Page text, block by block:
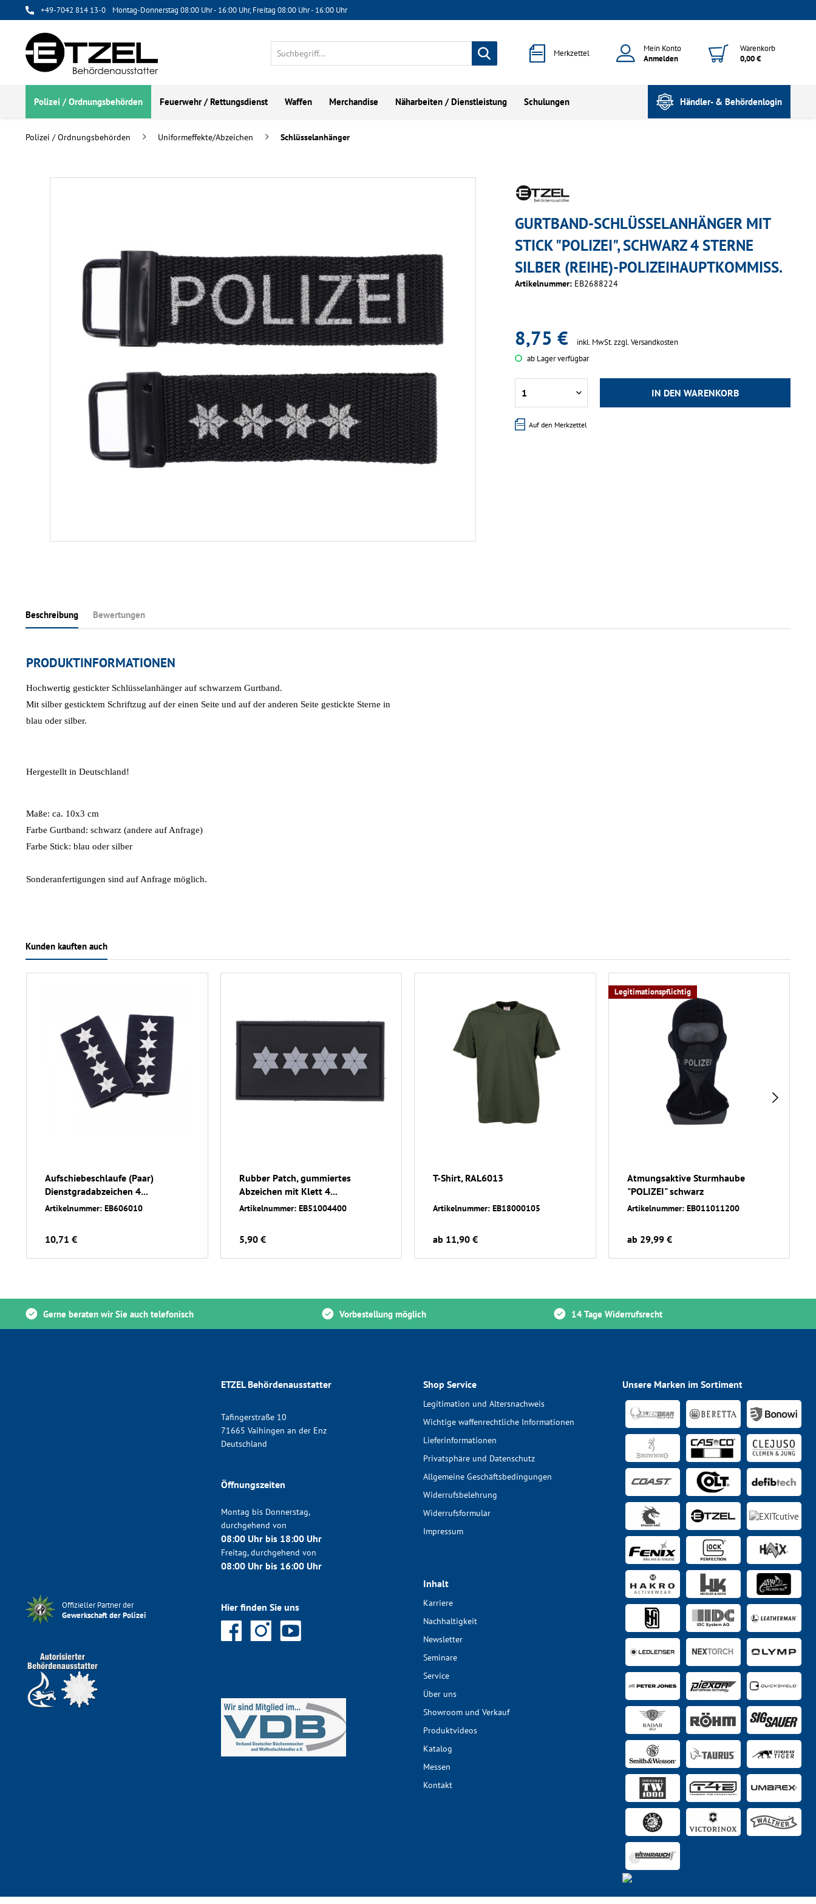
+49-7042 814 13-0 Montag-Donnerstag 08:00 Uhr - 16:00 Uhr, Freitag 08:00 Uhr - 16:00 Uhr
Merkzettel
Mein Konto
Anmelden
Warenkorb
0,00 €
Polizei / Ordnungsbehörden Feuerwehr / Rettungsdienst Waffen Merchandise Näharbeiten / Dienstleistung Schulungen Händler- & Behördenlogin
Polizei / Ordnungsbehörden Uniformeffekte/Abzeichen Schlüsselanhänger
GURTBAND-SCHLÜSSELANHÄNGER MIT
STICK "POLIZEI", SCHWARZ 4 STERNE
SILBER (REIHE)-POLIZEIHAUPTKOMMISS.
Artikelnummer: EB2688224
8,75 € inkl. MwSt.zzgl. Versandkosten
ab Lager verfügbar
IN DEN WARENKORB
Auf den Merkzettel
Beschreibung Bewertungen
PRODUKTINFORMATIONEN
Hochwertig gestickter Schlüsselanhänger auf schwarzem Gurtband.
Mit silber gesticktem Schriftzug auf der einen Seite und auf der anderen Seite gestickte Sterne in
blau oder silber.
Hergestellt in Deutschland!
Maße: ca. 10x3 cm
Farbe Gurtband: schwarz (andere auf Anfrage)
Farbe Stick: blau oder silber
Sonderanfertigungen sind auf Anfrage möglich.
Kunden kauften auch
Aufschiebeschlaufe (Paar)
Dienstgradabzeichen 4...
Artikelnummer: EB606010
10,71 €
Rubber Patch, gummiertes
Abzeichen mit Klett 4...
Artikelnummer: EB51004400
5,90 €
T-Shirt, RAL6013
Artikelnummer: EB18000105
ab 11,90 €
Legitimationspflichtig
Atmungsaktive Sturmhaube
"POLIZEI" schwarz
Artikelnummer: EB011011200
ab 29,99 €
Gerne beraten wir Sie auch telefonisch Vorbestellung möglich 14 Tage Widerrufsrecht
Offizieller Partner der
Gewerkschaft der Polizei
ETZEL Behördenausstatter
Tafingerstraße 10
71665 Vaihingen an der Enz
Deutschland
Öffnungszeiten
Montag bis Donnerstag,
durchgehend von
08:00 Uhr bis 18:00 Uhr
Freitag, durchgehend von
08:00 Uhr bis 16:00 Uhr
Hier finden Sie uns
Shop Service
Legitimation und Altersnachweis
Wichtige waffenrechtliche Informationen
Lieferinformationen
Privatsphäre und Datenschutz
Allgemeine Geschäftsbedingungen
Widerrufsbelehrung
Widerrufsformular
Impressum
Inhalt
Karriere
Nachhaltigkeit
Newsletter
Seminare
Service
Über uns
Showroom und Verkauf
Produktvideos
Katalog
Messen
Kontakt
Unsere Marken im Sortiment